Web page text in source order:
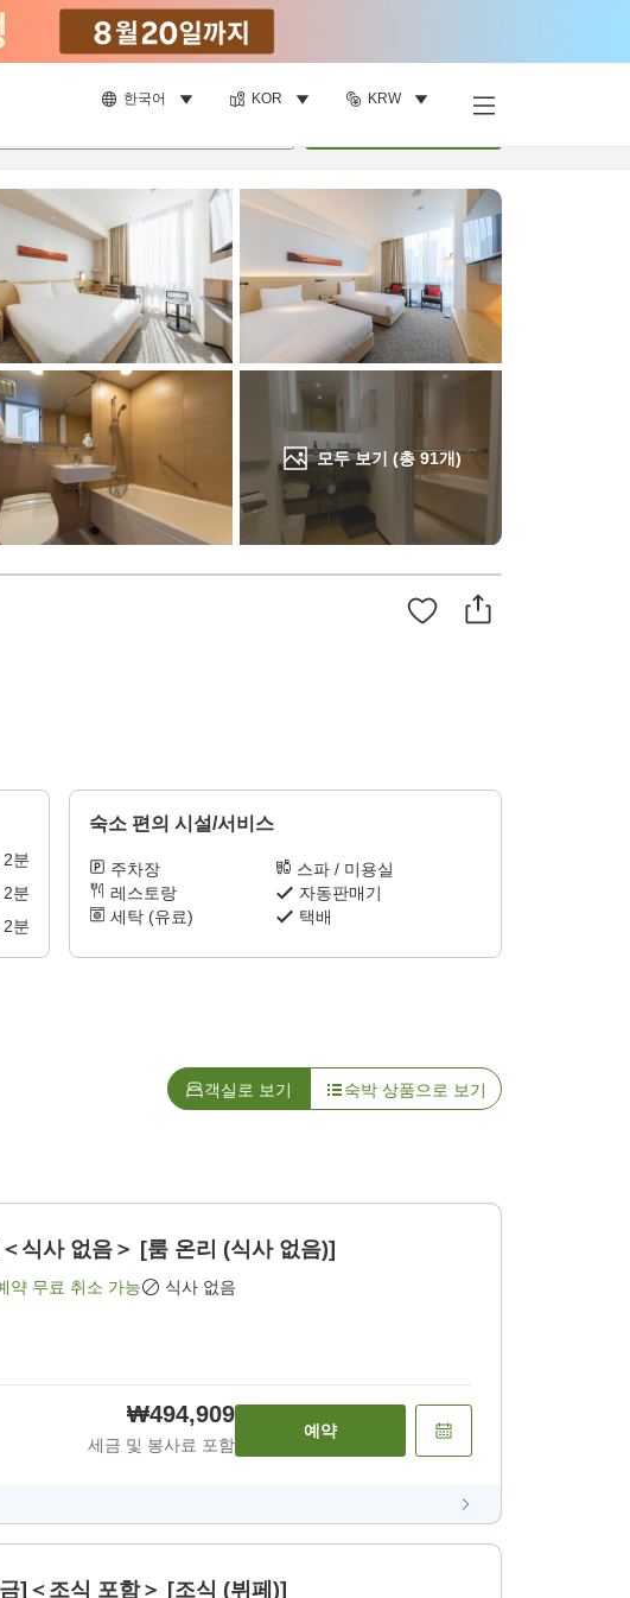
한국어 KOR KRW
모두 보기 (총 91개)
2분
2분
2분
숙소 편의 시설/서비스
주차장
스파 / 미용실
레스토랑
자동판매기
세탁 (유료)
택배
객실로 보기 숙박 상품으로 보기
식사 없음＞ [룸 온리 (식사 없음)]
약 무료 취소 가능 식사 없음
₩494,909
세금 및 봉사료 포함
예약
]＜조식 포함＞ [조식 (뷔페)]